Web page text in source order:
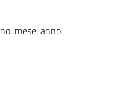
mese, anno